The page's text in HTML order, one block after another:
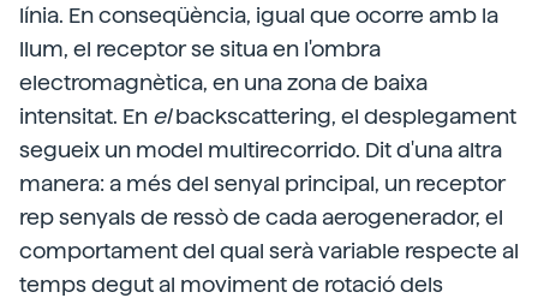
línia. En conseqüència, igual que ocorre amb la
llum, el receptor se situa en l'ombra
electromagnètica, en una zona de baixa
intensitat. En elbackscattering, el desplegament
segueix un model multirecorrido. Dit d'una altra
manera: a més del senyal principal, un receptor
rep senyals de ressò de cada aerogenerador, el
comportament del qual serà variable respecte al
temps degut al moviment de rotació dels